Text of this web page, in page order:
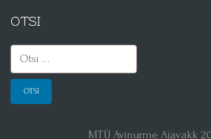
OTSI
Otsi:
MTÜ Avinurme Ajavakk